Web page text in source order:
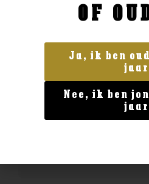
Frankrijk
Bollinger Special Cuvee
62,99
OF
Ja, ik ben
jaar
Nee, ik ben
jaar